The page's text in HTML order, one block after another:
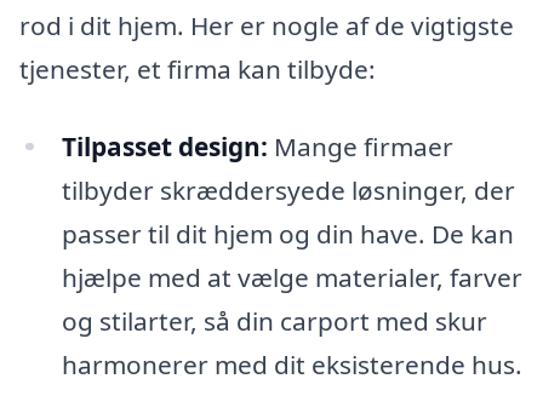
rod i dit hjem. Her er nogle af de vigtigste
tjenester, et firma kan tilbyde:
Tilpasset design: Mange firmaer
tilbyder skræddersyede løsninger, der
passer til dit hjem og din have. De kan
hjælpe med at vælge materialer, farver
og stilarter, så din carport med skur
harmonerer med dit eksisterende hus.